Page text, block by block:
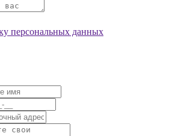
персональных данных